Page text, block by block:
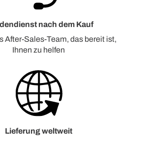
nach dem Kauf
After-Sales-Team, das bereit ist,
Ihnen zu helfen
Lieferung weltweit